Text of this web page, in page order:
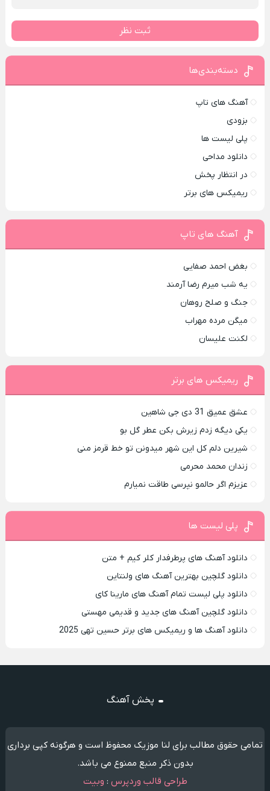
ثبت نظر
دسته‌بندی‌ها
آهنگ های تاپ
بزودی
پلی لیست ها
دانلود مداحی
در انتظار پخش
ریمیکس های برتر
آهنگ های تاپ
بغض احمد صفایی
یه شب میرم رضا آرمند
جنگ و صلح روهان
میگن مرده مهراب
لکنت علیسان
ریمیکس های برتر
عشق عمیق 31 دی جی شاهین
یکی دیگه زدم زیرش بکن عطر گل بو
شیرین دلم کل این شهر میدونن تو خط قرمز منی
زندان محمد محرمی
عزیزم اگر حالمو نپرسی طاقت نمیارم
پلی لیست ها
دانلود آهنگ های پرطرفدار کلر کیم + متن
دانلود گلچین بهترین آهنگ های ولنتاین
دانلود پلی لیست تمام آهنگ های مارینا کای
دانلود گلچین آهنگ های جدید و قدیمی مهستی
دانلود آهنگ ها و ریمیکس های برتر حسین تهی 2025
پخش آهنگ
تمامی حقوق مطالب برای لنا موزیک محفوظ است و هرگونه کپی برداری
بدون ذکر منبع ممنوع می باشد.
طراحی قالب وردپرس : وبیت